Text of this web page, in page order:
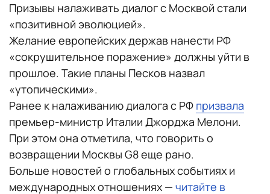
Призывы налаживать диалог с Москвой стали
«позитивной эволюцией».
Желание европейских держав нанести РФ
«сокрушительное поражение» должны уйти в
прошлое. Такие планы Песков назвал
«утопическими».
Ранее к налаживанию диалога с РФ призвала
премьер-министр Италии Джорджа Мелони.
При этом она отметила, что говорить о
возвращении Москвы G8 еще рано.
Больше новостей о глобальных событиях и
международных отношениях — читайте в